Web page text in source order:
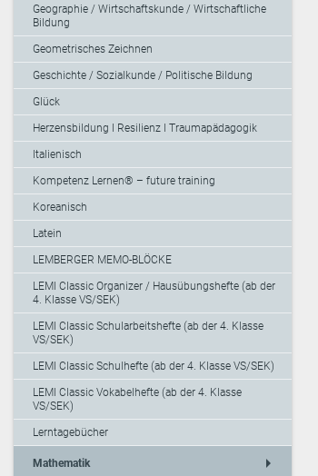
Geographie / Wirtschaftskunde / Wirtschaftliche
Bildung
Geometrisches Zeichnen
Geschichte / Sozialkunde / Politische Bildung
Glück
Herzensbildung I Resilienz I Traumapädagogik
Italienisch
Kompetenz Lernen® – future training
Koreanisch
Latein
LEMBERGER MEMO-BLÖCKE
LEMI Classic Organizer / Hausübungshefte (ab der
4. Klasse VS/SEK)
LEMI Classic Schularbeitshefte (ab der 4. Klasse
VS/SEK)
LEMI Classic Schulhefte (ab der 4. Klasse VS/SEK)
LEMI Classic Vokabelhefte (ab der 4. Klasse
VS/SEK)
Lerntagebücher
Mathematik arrow_right